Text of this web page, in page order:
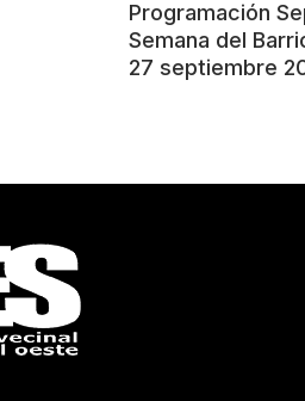
Programación
Semana del
27 septiembre